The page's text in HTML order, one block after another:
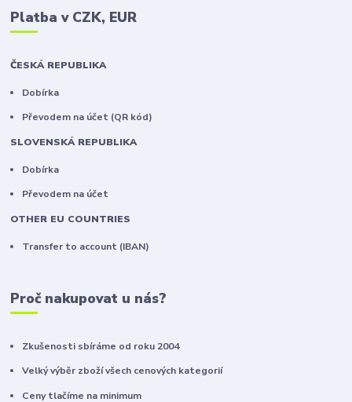
Platba v CZK, EUR
ČESKÁ REPUBLIKA
Dobírka
Převodem na účet (QR kód)
SLOVENSKÁ REPUBLIKA
Dobírka
Převodem na účet
OTHER EU COUNTRIES
Transfer to account (IBAN)
Proč nakupovat u nás?
Zkušenosti sbíráme od roku 2004
Velký výběr zboží všech cenových kategorií
Ceny tlačíme na minimum